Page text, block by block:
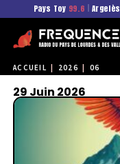
Pays Toy 99.6 Argelès
ACCUEIL 2026 06
29 Juin 2026